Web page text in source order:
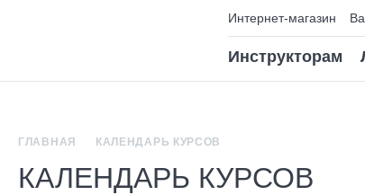
Интернет-магазин
Инструкторам
ГЛАВНАЯ КАЛЕНДАРЬ КУРСОВ
КАЛЕНДАРЬ КУРСОВ